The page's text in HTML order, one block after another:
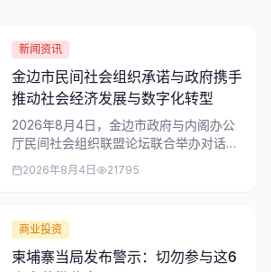
新闻资讯
金边市民间社会组织承诺与政府携手
推动社会经济发展与数字化转型
2026年8月4日，金边市政府与内阁办公
厅民间社会组织联盟论坛联合举办对话论
坛，旨在数字化时代加强民间社会组织能
力，促进与基层政府的紧密合作。
2026年8月4日 21795
商业投资
柬埔寨当局发布警示：切勿参与这6